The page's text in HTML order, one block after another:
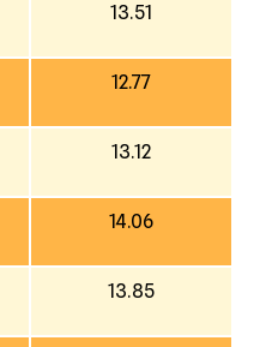
13.51
12.77
13.12
14.06
13.85